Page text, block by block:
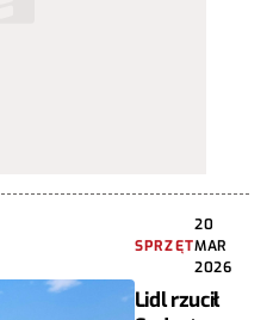
SPRZĘT
20
MAR
2026
Lidl rzucił